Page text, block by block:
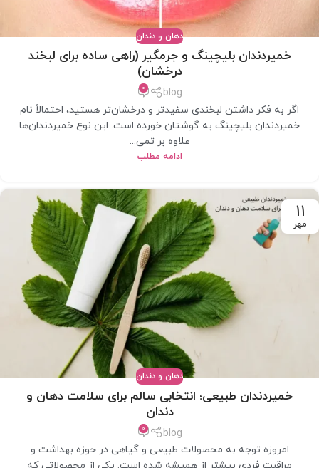
دهان و دندان
خمیردندان بلیچینگ و جرمگیر (راهی ساده برای لبخند
درخشان)
blog
0
اگر به فکر داشتن لبخندی سفیدتر و درخشان‌تر هستید، احتمالاً نام
خمیردندان بلیچینگ به گوشتان خورده است. این نوع خمیردندان‌ها
علاوه بر تمی...
ادامه مطلب
11
مهر
دهان و دندان
خمیردندان طبیعی؛ انتخابی سالم برای سلامت دهان و
دندان
blog
0
امروزه توجه به محصولات طبیعی و گیاهی در حوزه بهداشت و